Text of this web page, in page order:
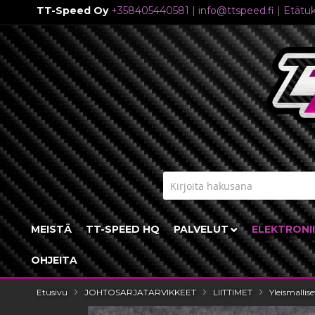
TT-Speed Oy +358405440581 | info@ttspeed.fi |
Skip
to
Content
MEISTÄ TT-SPEED HQ PALVELUT
OHJEITA
Etusivu JOHTOSARJATARVIKKEET LIITTIMET